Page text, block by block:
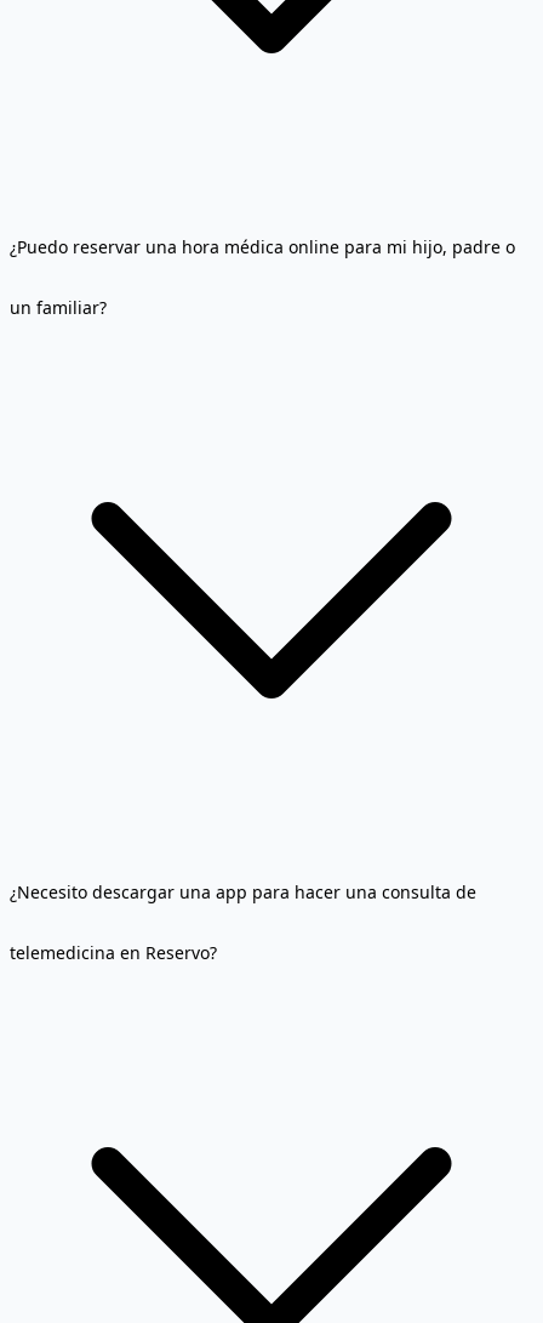
¿Puedo reservar una hora médica online para mi hijo, padre o
un familiar?
¿Necesito descargar una app para hacer una consulta de
telemedicina en Reservo?